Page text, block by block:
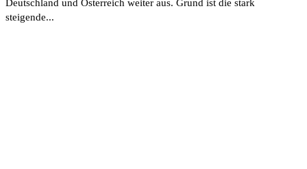
Deutschland und Österreich weiter aus. Grund ist die stark
steigende...